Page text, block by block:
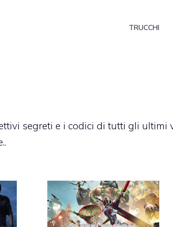
TRUCCHI
segreti e i codici di tutti gli ultimi